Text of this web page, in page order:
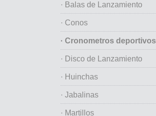
· Balas de Lanzamiento
· Conos
· Cronometros deportivos
· Disco de Lanzamiento
· Huinchas
· Jabalinas
· Martillos